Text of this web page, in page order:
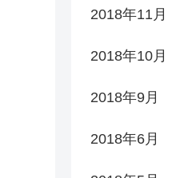
2018年11月
2018年10月
2018年9月
2018年6月